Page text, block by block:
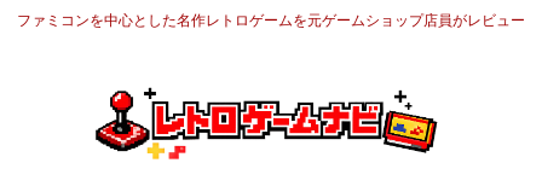
ファミコンを中心とした名作レトロゲームを元ゲームショップ店員がレビュー